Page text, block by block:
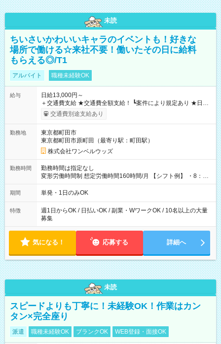
未読
ちいさいかわいいキャラのイベントも！好きな
場所で働ける☆来社不要！働いたその日に給料
もらえる◎/T1
アルバイト 職種未経験OK
給与
日給13,000円～
＋交通費支給 ★交通費全額支給！ ┗案件により規定あり ★日払
いOK！（規定あり） ┗働いたその日に現金GET♪ お仕事後はコ
ンビニATMから 日払い分を引き落とせます！ 【試用期間】試
交通費別途支給あり
勤務地
東京都町田市
東京都町田市原町田（最寄り駅：町田駅）
株式会社ワンベルウッズ
勤務時間
勤務時間は指定なし
変形労働時間制 想定労働時間160時間/月 【シフト例】 ・8：00
～21：00
期間 単発・1日のみOK
特徴
週1日からOK / 日払いOK / 副業・WワークOK / 10名以上の大量
募集
気になる！ 応募する 詳細へ
未読
スピードよりも丁寧に！未経験OK！作業はカン
タン×完全座り
派遣 職種未経験OK ブランクOK WEB登録・面接OK